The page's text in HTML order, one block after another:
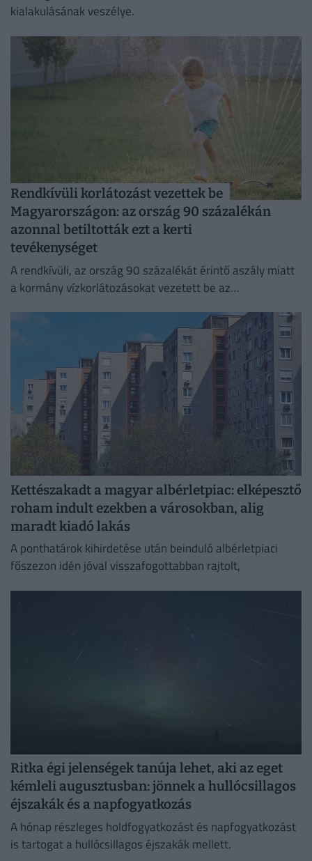
kialakulásának veszélye.
Rendkívüli korlátozást vezettek be
Magyarországon: az ország 90 százalékán
azonnal betiltották ezt a kerti
tevékenységet
A rendkívüli, az ország 90 százalékát érintő aszály miatt
a kormány vízkorlátozásokat vezetett be az
biztosítása érdekében.
Kettészakadt a magyar albérletpiac: elképesztő
roham indult ezekben a városokban, alig
maradt kiadó lakás
A ponthatárok kihirdetése után beinduló albérletpiaci
főszezon idén jóval visszafogottabban rajtolt,
Ritka égi jelenségek tanúja lehet, aki az eget
kémleli augusztusban: jönnek a hullócsillagos
éjszakák és a napfogyatkozás
A hónap részleges holdfogyatkozást és napfogyatkozást
is tartogat a hullócsillagos éjszakák mellett.